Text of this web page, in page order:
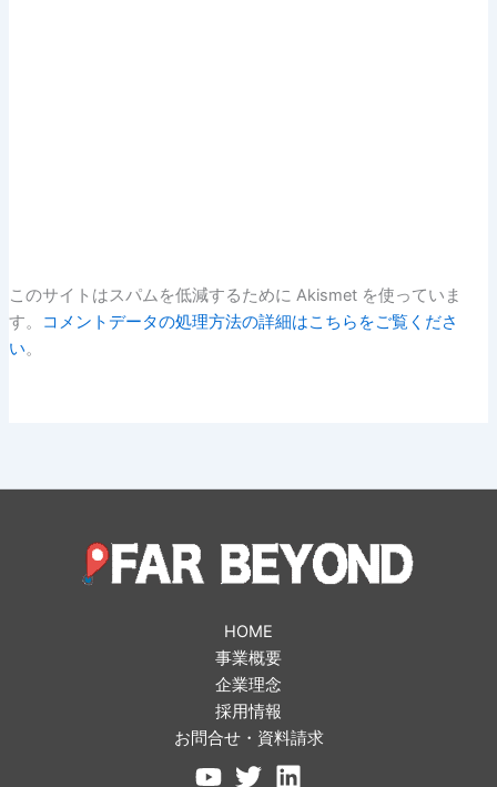
このサイトはスパムを低減するために Akismet を使っていま
す。
コメントデータの処理方法の詳細はこちらをご覧くださ
い。
HOME
事業概要
企業理念
採用情報
お問合せ・資料請求